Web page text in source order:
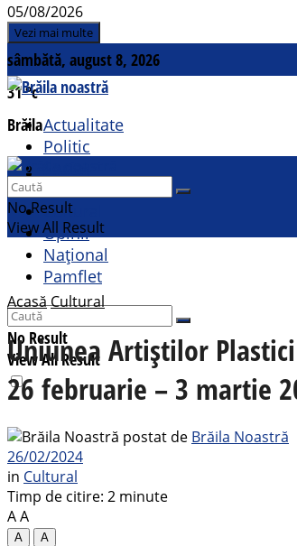
05/08/2026
Vezi mai multe
sâmbătă, august 8, 2026
31°c
Brăila
Contact
Actualitate
Politic
Cultural
Opinii
Național
Pamflet
No Result
View All Result
No Result
View All Result
AcasăCultural
Uniunea Artiștilor
26 februarie – 3 martie
postat de Brăila Noastră
26/02/2024
in Cultural
Timp de citire: 2 minute
AA
A
A